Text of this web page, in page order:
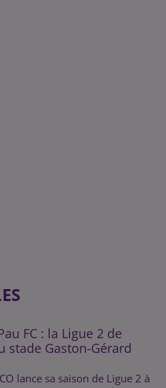
FC : la Ligue 2 de
stade Gaston-Gérard
lance sa saison de Ligue 2 à